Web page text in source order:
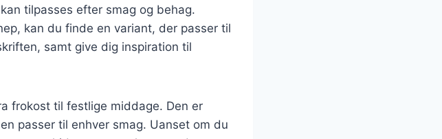
tilpasses efter smag og behag.
kan du finde en variant, der passer til
samt give dig inspiration til
frokost til festlige middage. Den er
passer til enhver smag. Uanset om du